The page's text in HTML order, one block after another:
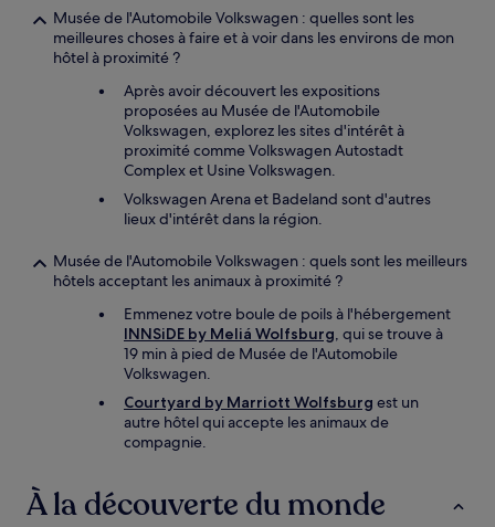
Musée de l'Automobile Volkswagen : quelles sont les
meilleures choses à faire et à voir dans les environs de mon
hôtel à proximité ?
Après avoir découvert les expositions
proposées au Musée de l'Automobile
Volkswagen, explorez les sites d'intérêt à
proximité comme Volkswagen Autostadt
Complex et Usine Volkswagen.
Volkswagen Arena et Badeland sont d'autres
lieux d'intérêt dans la région.
Musée de l'Automobile Volkswagen : quels sont les meilleurs
hôtels acceptant les animaux à proximité ?
Emmenez votre boule de poils à l'hébergement
INNSiDE by Meliá Wolfsburg, qui se trouve à
19 min à pied de Musée de l'Automobile
Volkswagen.
Courtyard by Marriott Wolfsburg est un
autre hôtel qui accepte les animaux de
compagnie.
À la découverte du monde